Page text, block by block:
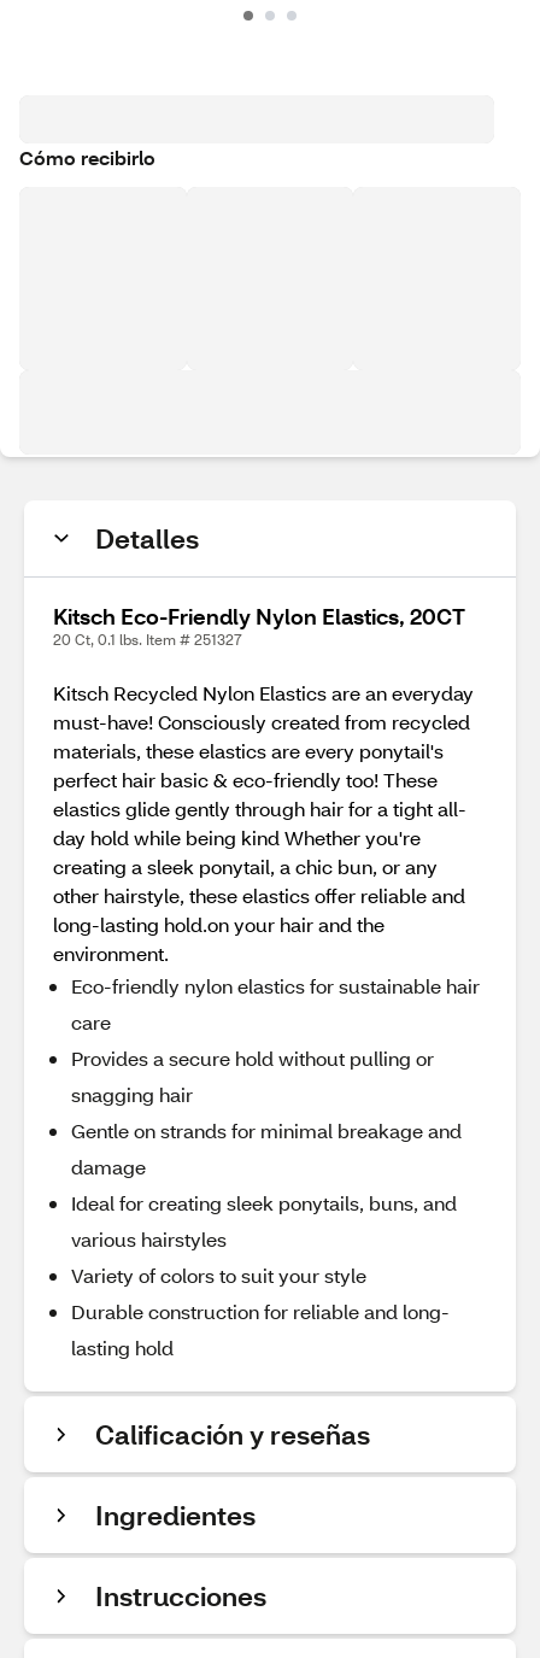
Cómo recibirlo
Detalles
Kitsch Eco-Friendly Nylon Elastics, 20CT
20 Ct, 0.1 lbs. Item # 251327
Kitsch Recycled Nylon Elastics are an everyday
must-have! Consciously created from recycled
materials, these elastics are every ponytail's
perfect hair basic & eco-friendly too! These
elastics glide gently through hair for a tight all-
day hold while being kind Whether you're
creating a sleek ponytail, a chic bun, or any
other hairstyle, these elastics offer reliable and
long-lasting hold.on your hair and the
environment.
Eco-friendly nylon elastics for sustainable hair
care
Provides a secure hold without pulling or
snagging hair
Gentle on strands for minimal breakage and
damage
Ideal for creating sleek ponytails, buns, and
various hairstyles
Variety of colors to suit your style
Durable construction for reliable and long-
lasting hold
Calificación y reseñas
Ingredientes
Instrucciones